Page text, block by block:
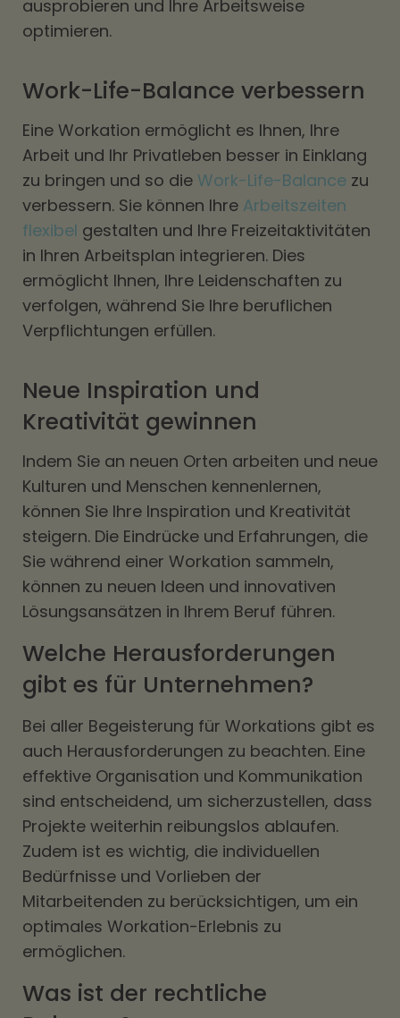
ausprobieren und Ihre Arbeitsweise
optimieren.
Work-Life-Balance verbessern
Eine Workation ermöglicht es Ihnen, Ihre
Arbeit und Ihr Privatleben besser in Einklang
zu bringen und so die Work-Life-Balance zu
verbessern. Sie können Ihre Arbeitszeiten
flexibel gestalten und Ihre Freizeitaktivitäten
in Ihren Arbeitsplan integrieren. Dies
ermöglicht Ihnen, Ihre Leidenschaften zu
verfolgen, während Sie Ihre beruflichen
Verpflichtungen erfüllen.
Neue Inspiration und
Kreativität gewinnen
Indem Sie an neuen Orten arbeiten und neue
Kulturen und Menschen kennenlernen,
können Sie Ihre Inspiration und Kreativität
steigern. Die Eindrücke und Erfahrungen, die
Sie während einer Workation sammeln,
können zu neuen Ideen und innovativen
Lösungsansätzen in Ihrem Beruf führen.
Welche Herausforderungen
gibt es für Unternehmen?
Bei aller Begeisterung für Workations gibt es
auch Herausforderungen zu beachten. Eine
effektive Organisation und Kommunikation
sind entscheidend, um sicherzustellen, dass
Projekte weiterhin reibungslos ablaufen.
Zudem ist es wichtig, die individuellen
Bedürfnisse und Vorlieben der
Mitarbeitenden zu berücksichtigen, um ein
optimales Workation-Erlebnis zu
ermöglichen.
Was ist der rechtliche